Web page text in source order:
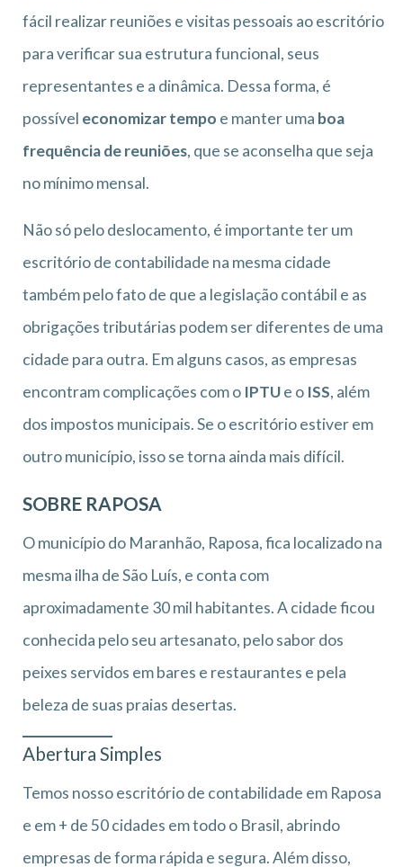
fácil realizar reuniões e visitas pessoais ao escritório
para verificar sua estrutura funcional, seus
representantes e a dinâmica. Dessa forma, é
possível economizar tempo e manter uma boa
frequência de reuniões, que se aconselha que seja
no mínimo mensal.
Não só pelo deslocamento, é importante ter um
escritório de contabilidade na mesma cidade
também pelo fato de que a legislação contábil e as
obrigações tributárias podem ser diferentes de uma
cidade para outra. Em alguns casos, as empresas
encontram complicações com o IPTUe o ISS, além
dos impostos municipais. Se o escritório estiver em
outro município, isso se torna ainda mais difícil.
SOBRE RAPOSA
O município do Maranhão, Raposa, fica localizado na
mesma ilha de São Luís, e conta com
aproximadamente 30 mil habitantes. A cidade ficou
conhecida pelo seu artesanato, pelo sabor dos
peixes servidos em bares e restaurantes e pela
beleza de suas praias desertas.
Abertura Simples
Temos nosso escritório de contabilidade em Raposa
e em + de 50 cidades em todo o Brasil, abrindo
empresas de forma rápida e segura. Além disso,